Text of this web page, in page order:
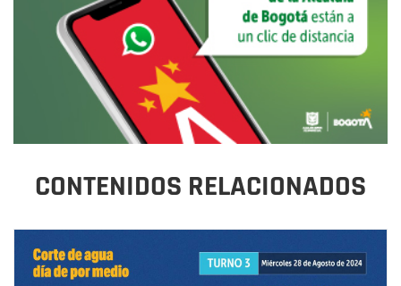
CONTENIDOS RELACIONADOS